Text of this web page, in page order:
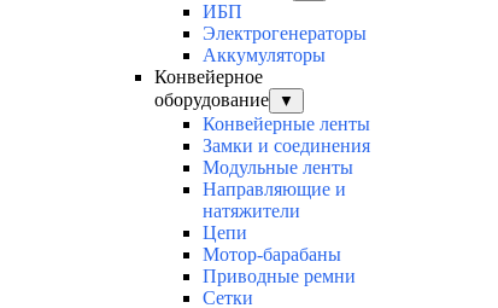
ИБП
Электрогенераторы
Аккумуляторы
Конвейерное
оборудование
▼
Конвейерные ленты
Замки и соединения
Модульные ленты
Направляющие и
натяжители
Цепи
Мотор-барабаны
Приводные ремни
Сетки